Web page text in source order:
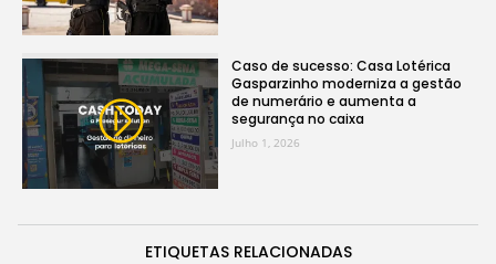
Caso de sucesso: Casa Lotérica
Gasparzinho moderniza a gestão
de numerário e aumenta a
segurança no caixa
Julho 1, 2026
ETIQUETAS RELACIONADAS